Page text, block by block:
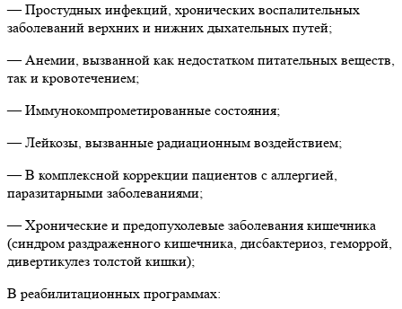
— Простудных инфекций, хронических воспалительных
заболеваний верхних и нижних дыхательных путей;
— Анемии, вызванной как недостатком питательных веществ,
так и кровотечением;
— Иммунокомпрометированные состояния;
— Лейкозы, вызванные радиационным воздействием;
— В комплексной коррекции пациентов с аллергией,
паразитарными заболеваниями;
— Хронические и предопухолевые заболевания кишечника
(синдром раздраженного кишечника, дисбактериоз, геморрой,
дивертикулез толстой кишки);
В реабилитационных программах: